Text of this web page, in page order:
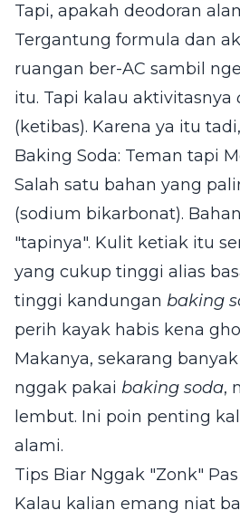
Tapi, apakah deodoran
Tergantung formula dan
ruangan ber-AC sambil
itu. Tapi kalau aktivitasnya
(ketibas). Karena ya itu
Baking Soda: Teman tapi
Salah satu bahan yang
(sodium bikarbonat).
"tapinya". Kulit ketiak itu
yang cukup tinggi alias
tinggi kandungan baking
perih kayak habis kena
Makanya, sekarang banyak
nggak pakai baking soda,
lembut. Ini poin penting
alami.
Tips Biar Nggak "Zonk"
Kalau kalian emang niat